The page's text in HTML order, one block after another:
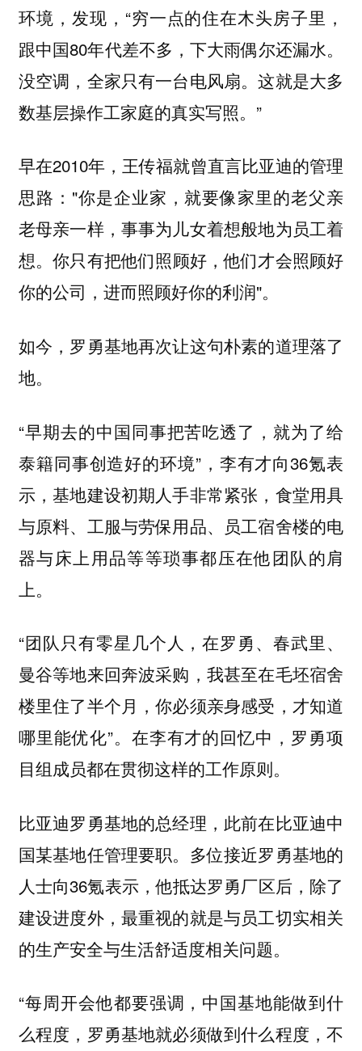
环境，发现，“穷一点的住在木头房子里，
跟中国80年代差不多，下大雨偶尔还漏水。
没空调，全家只有一台电风扇。这就是大多
数基层操作工家庭的真实写照。”
早在2010年，王传福就曾直言比亚迪的管理
思路："你是企业家，就要像家里的老父亲
老母亲一样，事事为儿女着想般地为员工着
想。你只有把他们照顾好，他们才会照顾好
你的公司，进而照顾好你的利润"。
如今，罗勇基地再次让这句朴素的道理落了
地。
“早期去的中国同事把苦吃透了，就为了给
泰籍同事创造好的环境”，李有才向36氪表
示，基地建设初期人手非常紧张，食堂用具
与原料、工服与劳保用品、员工宿舍楼的电
器与床上用品等等琐事都压在他团队的肩
上。
“团队只有零星几个人，在罗勇、春武里、
曼谷等地来回奔波采购，我甚至在毛坯宿舍
楼里住了半个月，你必须亲身感受，才知道
哪里能优化”。在李有才的回忆中，罗勇项
目组成员都在贯彻这样的工作原则。
比亚迪罗勇基地的总经理，此前在比亚迪中
国某基地任管理要职。多位接近罗勇基地的
人士向36氪表示，他抵达罗勇厂区后， 除了
建设进度外，最重视的就是与员工切实相关
的生产安全与生活舒适度相关问题。
“每周开会他都要强调，中国基地能做到什
么程度，罗勇基地就必须做到什么程度，不